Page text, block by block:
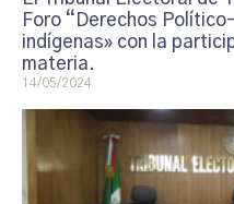
Foro “Derechos
indígenas» con la
materia.
14/05/2024